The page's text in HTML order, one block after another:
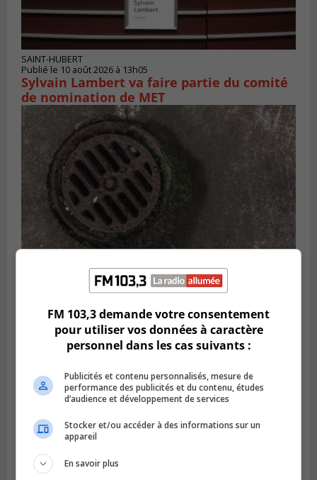
SAINT-HUBERT
Publié le 10 août 2026 à 13h05
Sylvain Lambert va faire partie du comité
de nomination de MET
Publié le 10 août 2026 à 11h59
La Prairie nettoie ses égouts dans
plusieurs secteurs
FM 103,3 demande votre consentement
pour utiliser vos données à caractère
personnel dans les cas suivants :
Publicités et contenu personnalisés, mesure de
performance des publicités et du contenu, études
d’audience et développement de services
Stocker et/ou accéder à des informations sur un
appareil
En savoir plus